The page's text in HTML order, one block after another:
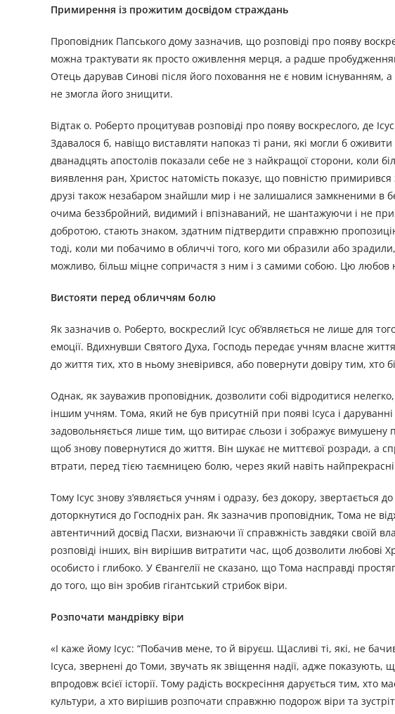
Примирення із прожитим досвідом страждань
Проповідник Папського дому зазначив, що розповіді про появу
можна трактувати як просто оживлення мерця, а радше
Отець дарував Синові після його поховання не є новим
не змогла його знищити.
Відтак о. Роберто процитував розповіді про появу воскреслого, де
Здавалося б, навіщо виставляти напоказ ті рани, які могли б
дванадцять апостолів показали себе не з найкращої сторони, коли
виявлення ран, Христос натомість показує, що повністю
друзі також незабаром знайшли мир і не залишалися замкненими в
очима беззбройний, видимий і впізнаваний, не шантажуючи і не
добротою, стають знаком, здатним підтвердити справжню
тоді, коли ми побачимо в обличчі того, кого ми образили або
можливо, більш міцне сопричастя з ним і з самими собою. Цю
Вистояти перед обличчям болю
Як зазначив о. Роберто, воскреслий Ісус об’являється не лише для
емоції. Вдихнувши Святого Духа, Господь передає учням власне
до життя тих, хто в ньому зневірився, або повернути довіру тим, хто
Однак, як зауважив проповідник, дозволити собі відродитися
іншим учням. Тома, який не був присутній при появі Ісуса і
задовольняється лише тим, що витирає сльози і зображує вимушену
щоб знову повернутися до життя. Він шукає не миттєвої розради, а
втрати, перед тією таємницею болю, через який навіть
Тому Ісус знову з’являється учням і одразу, без докору,
доторкнутися до Господніх ран. Як зазначив проповідник, Тома не
автентичний досвід Пасхи, визнаючи її справжність завдяки своїй
розповіді інших, він вирішив витратити час, щоб дозволити любові
особисто і глибоко. У Євангелії не сказано, що Тома насправді
до того, що він зробив гігантський стрибок віри.
Розпочати мандрівку віри
«І каже йому Ісус: “Побачив мене, то й віруєш. Щасливі ті, які, не
Ісуса, звернені до Томи, звучать як звіщення надії, адже
впродовж всієї історії. Тому радість воскресіння дарується тим, хто
культури, а хто вирішив розпочати справжню подорож віри та